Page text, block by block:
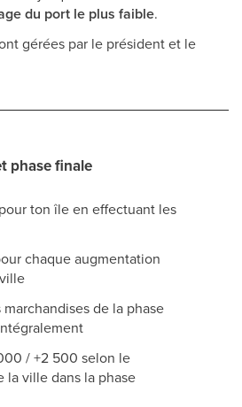
du port le plus faible.
gérées par le président et le
phase finale
ton île en effectuant les
chaque augmentation
de la phase
/ +2 500 selon le
la ville dans la phase